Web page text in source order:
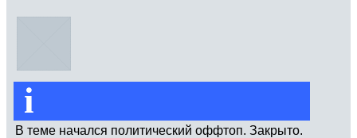
i
В теме начался политический оффтоп. Закрыто.